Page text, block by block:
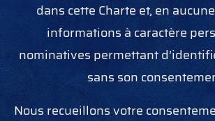
dans cette Charte et, en
informations à caractère
nominatives permettant
sans son
Nous recueillons votre